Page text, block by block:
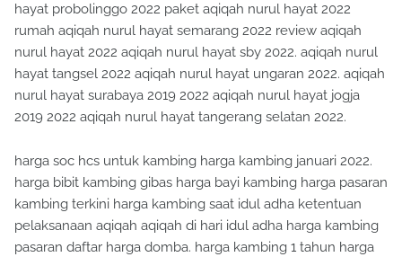
hayat probolinggo 2022 paket aqiqah nurul hayat 2022
rumah aqiqah nurul hayat semarang 2022 review aqiqah
nurul hayat 2022 aqiqah nurul hayat sby 2022. aqiqah nurul
hayat tangsel 2022 aqiqah nurul hayat ungaran 2022. aqiqah
nurul hayat surabaya 2019 2022 aqiqah nurul hayat jogja
2019 2022 aqiqah nurul hayat tangerang selatan 2022.
harga soc hcs untuk kambing harga kambing januari 2022.
harga bibit kambing gibas harga bayi kambing harga pasaran
kambing terkini harga kambing saat idul adha ketentuan
pelaksanaan aqiqah aqiqah di hari idul adha harga kambing
pasaran daftar harga domba. harga kambing 1 tahun harga